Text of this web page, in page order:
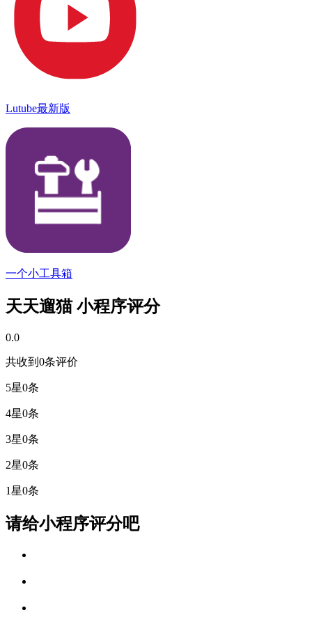
Lutube最新版
一个小工具箱
天天遛猫 小程序评分
0.0
共收到0条评价
5星0条
4星0条
3星0条
2星0条
1星0条
请给小程序评分吧